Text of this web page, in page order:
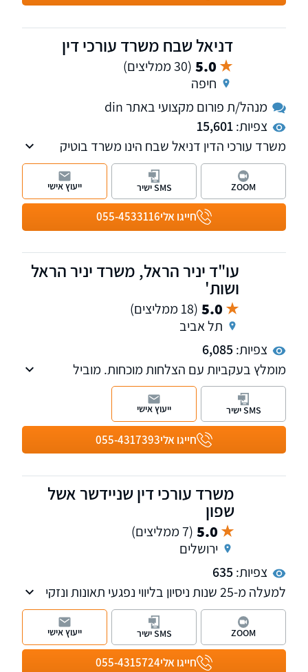
דניאל שבח משרד עורכי דין
5.0 (30 ממליצים)
חיפה
מנהל/ת פורום מקצועי באתר din
צפיות:15,601
משרד עורכי הדין דניאל שבח הינו משרד בוטיק
מוביל בתחומו, עם ניסיון של 31 שנה בייצוג לקוחות
פרטיים בתביעות ביטוח, נזיקין וזכויות רפואיות.
המשרד מתגאה במחויבותו להבטיח את הפיצוי
המקסימלי האפשרי עבור לקוחותיו. עו"ד דניאל
שבח, בוגר קורס חובלים וקצין בכיר במילואים,
במשפטים, תואר שני בפילוסופיה ולימודי דוקטורט
במשפטים.
חייגו אלי055-4533116
ZOOM SMS ישיר ייעוץ אישי
עו"ד יניר הראל, משרד יניר הראל
ושות'
5.0 (18 ממליצים)
תל אביב
צפיות:6,085
מומלץ בעקביות עם הצלחות מוכחות. מוביל
בהשגת פיצויים מקסימליים עם 24 שנות ניסיון. פנו
אלינו לקבלת ייעוץ ראשוני והערכת סיכוי. עו"ד יניר
הראל הינו מחבר הספר "דיני הראיות בתביעות
ביטוח ופלת"ד" ומדורג ע"י דנס 100 כעורך דין
מוביל בתחום הביטוח.
חייגו אלי055-4317393
SMS ישיר ייעוץ אישי
משרד עורכי דין שניידשר אשל
שפון
5.0 (7 ממליצים)
ירושלים
צפיות:635
למעלה מ-25 שנות ניסיון בליווי נפגעי תאונות ונזקי
גוף, תביעות רשלנות רפואית, ייצוג מול משרד
הביטחון וחברות הביטוח,
למשרד שלוחה נוספת במודיעין.
חייגו אלי055-4315724
ZOOM SMS ישיר ייעוץ אישי